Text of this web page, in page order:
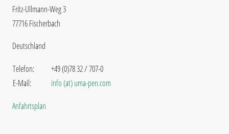
Fritz-Ullmann-Weg 3
77716 Fischerbach
Deutschland
Telefon:
E-Mail:
+49 (0)78 32 / 707-0
info (at) uma-pen.com
Anfahrtsplan